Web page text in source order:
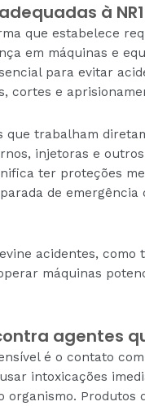
à
que estabelece
em máquinas e
para evitar
cortes e
que trabalham
injetoras e
ter proteções
de emergência
acidentes, como
máquinas
agentes
é o contato com
intoxicações
organismo. Produtos